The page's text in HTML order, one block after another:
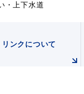
・上下水道
ンクについて